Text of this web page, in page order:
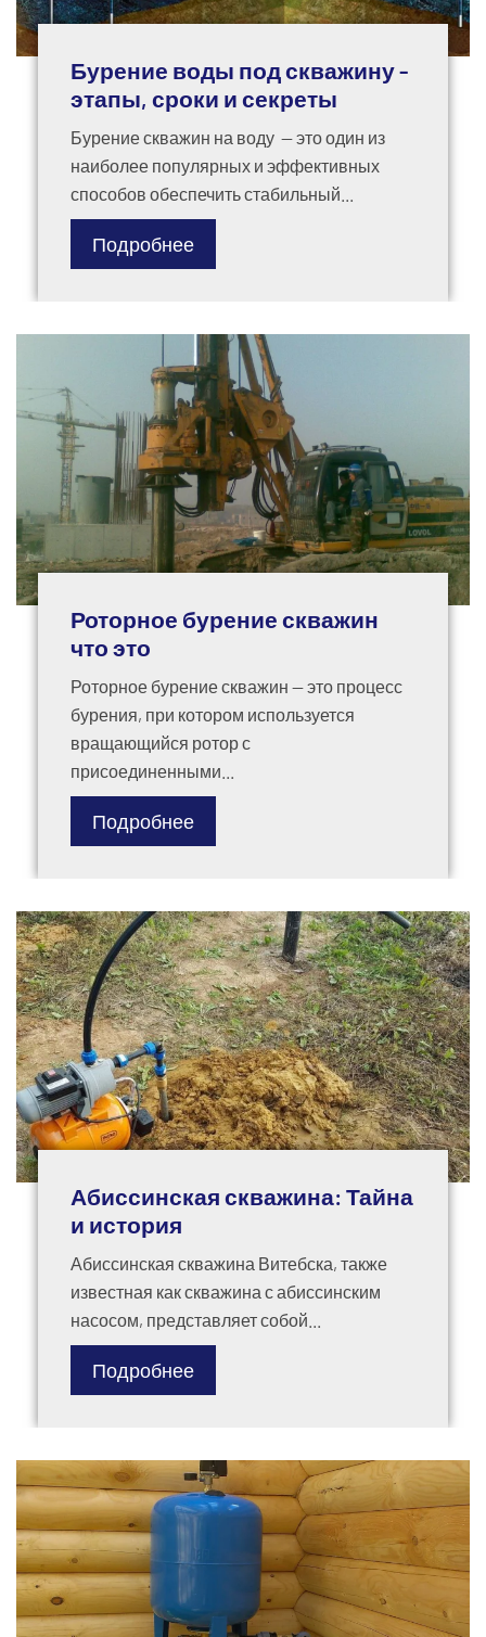
Бурение воды под скважину -
этапы, сроки и секреты
Бурение скважин на воду — это один из
наиболее популярных и эффективных
способов обеспечить стабильный...
Подробнее
Роторное бурение скважин
что это
Роторное бурение скважин — это процесс
бурения, при котором используется
вращающийся ротор с
присоединенными...
Подробнее
Абиссинская скважина: Тайна
и история
Абиссинская скважина Витебска, также
известная как скважина с абиссинским
насосом, представляет собой...
Подробнее